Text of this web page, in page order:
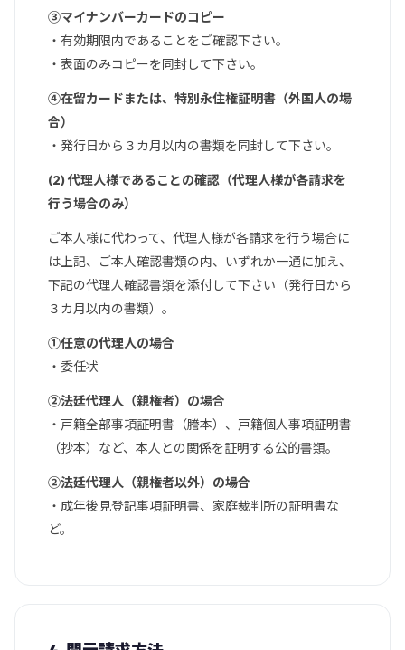
③マイナンバーカードのコピー
・有効期限内であることをご確認下さい。
・表面のみコピーを同封して下さい。
④在留カードまたは、特別永住権証明書（外国人の場
合）
・発行日から３カ月以内の書類を同封して下さい。
(2) 代理人様であることの確認（代理人様が各請求を
行う場合のみ）
ご本人様に代わって、代理人様が各請求を行う場合に
は上記、ご本人確認書類の内、いずれか一通に加え、
下記の代理人確認書類を添付して下さい（発行日から
３カ月以内の書類）。
①任意の代理人の場合
・委任状
②法廷代理人（親権者）の場合
・戸籍全部事項証明書（謄本）、戸籍個人事項証明書
（抄本）など、本人との関係を証明する公的書類。
②法廷代理人（親権者以外）の場合
・成年後見登記事項証明書、家庭裁判所の証明書な
ど。